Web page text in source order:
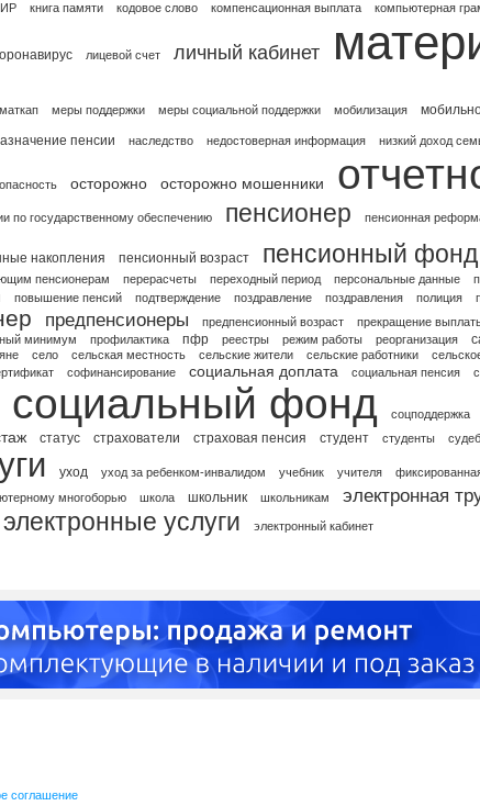
книга памяти кодовое слово компенсационная выплата компьютерная
лицевой счет личный кабинет
маткап меры поддержки меры социальной поддержки мобилизация
пенсии наследство недостоверная информация низкий доход
опасность осторожно осторожно мошенники
по государственному обеспечению пенсионер пенсионная
накопления пенсионный возраст пенсионный фонд
пенсионерам перерасчеты переходный период персональные данные
повышение пенсий подтверждение поздравление поздравления полиция
предпенсионеры предпенсионный возраст прекращение
минимум профилактика пфр реестры режим работы реорганизация
село сельская местность сельские жители сельские работники
софинансирование социальная доплата социальная пенсия
социальный фонд соцподдержка
статус страхователи страховая пенсия студент студенты
уход уход за ребенком-инвалидом учебник учителя
многоборью школа школьник школьникам электронная
электронные услуги электронный кабинет
соглашение